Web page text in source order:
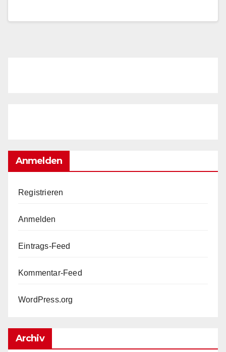
Anmelden
Registrieren
Anmelden
Eintrags-Feed
Kommentar-Feed
WordPress.org
Archiv